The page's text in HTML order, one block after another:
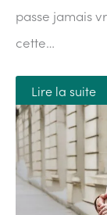
passe jamais
cette…
Lire la suite